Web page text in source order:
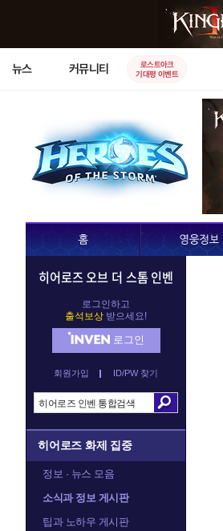
뉴스 커뮤니티
로스트아크
기대평 이벤트
히어로즈 오브 더 스톰 인벤
로그인하고
출석보상 받으세요!
로그인
회원가입 ID/PW 찾기
히어로즈 화제 집중
정보 · 뉴스 모음
소식과 정보 게시판
팁과 노하우 게시판